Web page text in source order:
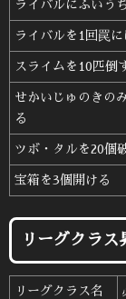
ライバルにふいう
ライバルを1回罠に
スライムを10匹倒
せかいじゅのきの
る
ツボ・タルを20個
宝箱を3個開ける
リーグクラス
リーグクラス名